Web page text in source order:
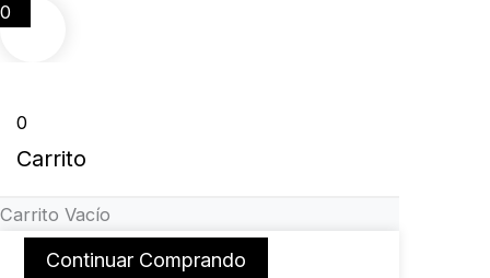
0
0
Carrito
Carrito Vacío
Continuar Comprando